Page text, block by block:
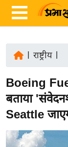
ज़ा
ख
ब
र
रा
राष्ट्रीय|
Boeing
बताया
Seattle